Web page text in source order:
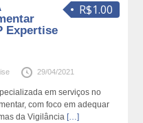
R$1.00
Expertise
29/04/2021
em serviços no
com foco em adequar
da Vigilância […]